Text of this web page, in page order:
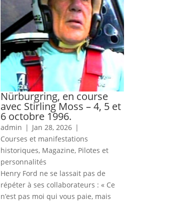
Nürburgring, en course
avec Stirling Moss – 4, 5 et
6 octobre 1996.
admin | Jan 28, 2026 |
Courses et manifestations
historiques, Magazine, Pilotes et
personnalités
Henry Ford ne se lassait pas de
répéter à ses collaborateurs : « Ce
n’est pas moi qui vous paie, mais